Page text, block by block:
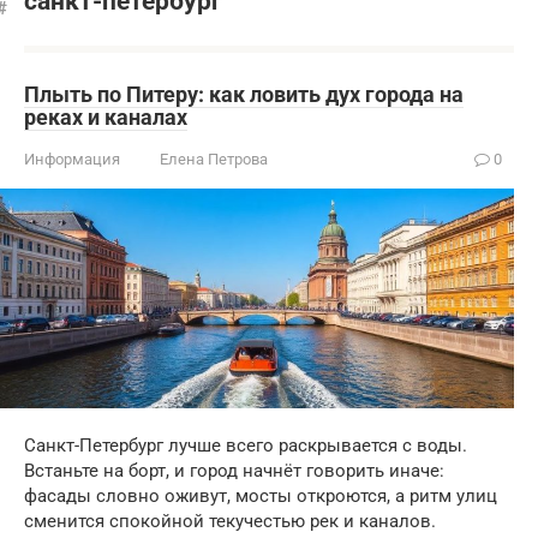
Плыть по Питеру: как ловить дух города на
реках и каналах
Информация Елена Петрова 0
Санкт-Петербург лучше всего раскрывается с воды.
Встаньте на борт, и город начнёт говорить иначе:
фасады словно оживут, мосты откроются, а ритм улиц
сменится спокойной текучестью рек и каналов.